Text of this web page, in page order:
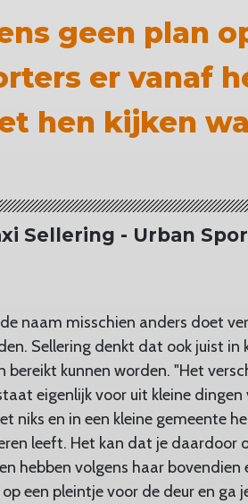
geen plan
er vanaf
hen kijken
Sellering - Urban
naam misschien anders doet
Sellering denkt dat ook juist
bereikt kunnen worden. "Het
eigenlijk voor uit kleine
niks en in een kleine gemeente
leeft. Het kan dat je daardoor
hebben volgens haar
op een pleintje voor de deur en ga